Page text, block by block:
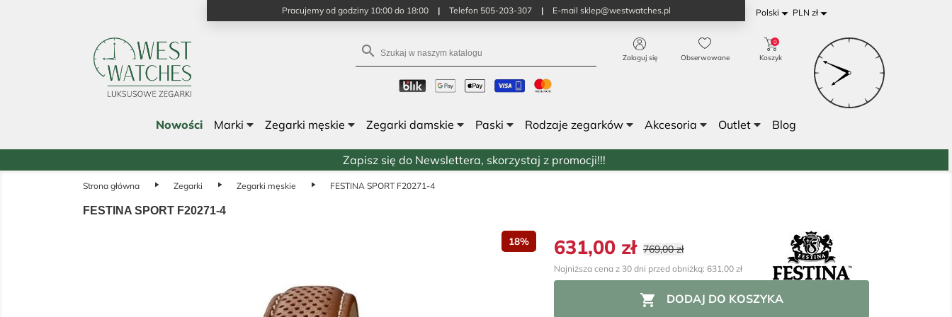
Pracujemy od godziny 10:00 do 18:00 | Telefon 505-203-307 | E-mail sklep@westwatches.pl Polski PLN zł
 Zaloguj się Obserwowane
0
Koszyk
Nowości Marki Zegarki męskie Zegarki damskie Paski Rodzaje zegarków Akcesoria Outlet Blog
Zapisz się do Newslettera, skorzystaj z promocji!!!
Strona główna play_arrow Zegarki play_arrow Zegarki męskie play_arrow FESTINA SPORT F20271-4
FESTINA SPORT F20271-4
18% 631,00 zł 769,00 zł
Najniższa cena z 30 dni przed obniżką: 631,00 zł
 DODAJ DO KOSZYKA